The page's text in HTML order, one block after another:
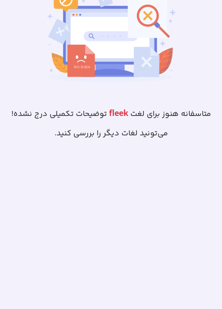
متاسفانه هنوز برای لغت fleek توضیحات تکمیلی درج نشده!
می‌تونید لغات دیگر را بررسی کنید.